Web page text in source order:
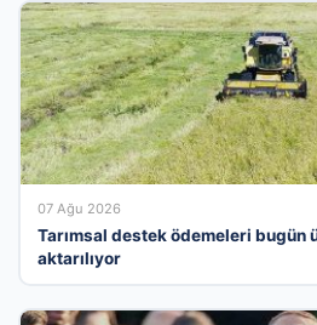
07 Ağu 2026
Tarımsal destek ödemeleri bugün
aktarılıyor